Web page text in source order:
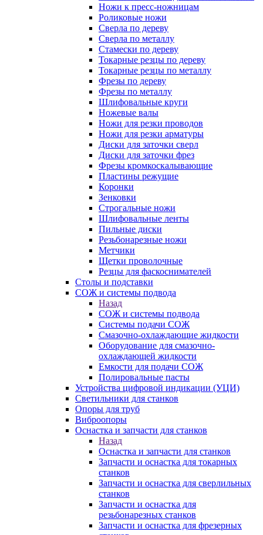
Ножи к пресс-ножницам
Роликовые ножи
Сверла по дереву
Сверла по металлу
Стамески по дереву
Токарные резцы по дереву
Токарные резцы по металлу
Фрезы по дереву
Фрезы по металлу
Шлифовальные круги
Ножевые валы
Ножи для резки проводов
Ножи для резки арматуры
Диски для заточки сверл
Диски для заточки фрез
Фрезы кромкоскалывающие
Пластины режущие
Коронки
Зенковки
Строгальные ножи
Шлифовальные ленты
Пильные диски
Резьбонарезные ножи
Метчики
Щетки проволочные
Резцы для фаскоснимателей
Столы и подставки
СОЖ и системы подвода
Назад
СОЖ и системы подвода
Системы подачи СОЖ
Смазочно-охлаждающие жидкости
Оборудование для смазочно-
охлаждающей жидкости
Емкости для подачи СОЖ
Полировальные пасты
Устройства цифровой индикации (УЦИ)
Светильники для станков
Опоры для труб
Виброопоры
Оснастка и запчасти для станков
Назад
Оснастка и запчасти для станков
Запчасти и оснастка для токарных
станков
Запчасти и оснастка для сверлильных
станков
Запчасти и оснастка для
резьбонарезных станков
Запчасти и оснастка для фрезерных